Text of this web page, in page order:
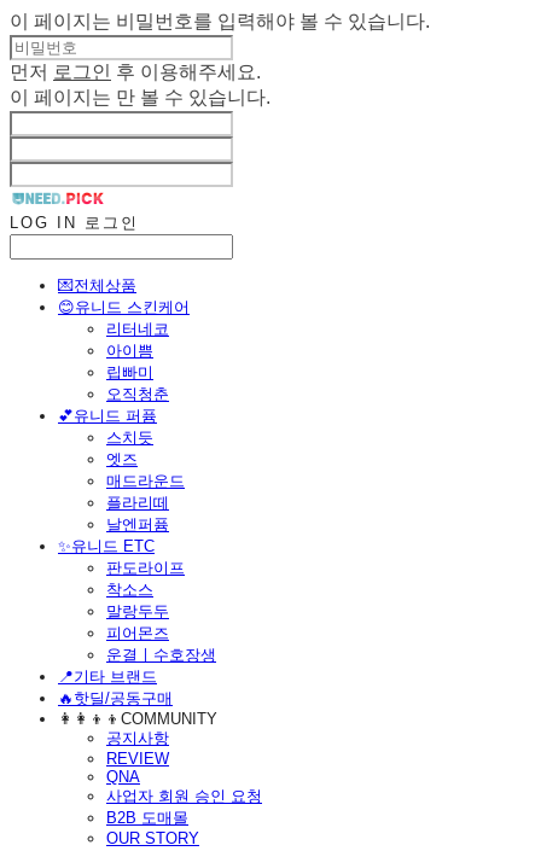
이 페이지는 비밀번호를 입력해야 볼 수 있습니다.
먼저 로그인
후 이용해주세요.
이 페이지는 만 볼 수 있습니다.
LOG IN 로그인
💌전체상품
😊유니드 스킨케어
리터네코
아이쁨
립빠미
오직청춘
💕유니드 퍼퓸
스치듯
엣즈
매드라운드
플라리떼
날엔퍼퓸
​✨유니드 ETC
판도라이프
착소스
말랑두두
피어몬즈
운결ㅣ수호장생
📍기타 브랜드
🔥핫딜/공동구매
👩‍👩‍👦‍👦COMMUNITY
공지사항
REVIEW
QNA
사업자 회원 승인 요청
B2B 도매몰
OUR STORY